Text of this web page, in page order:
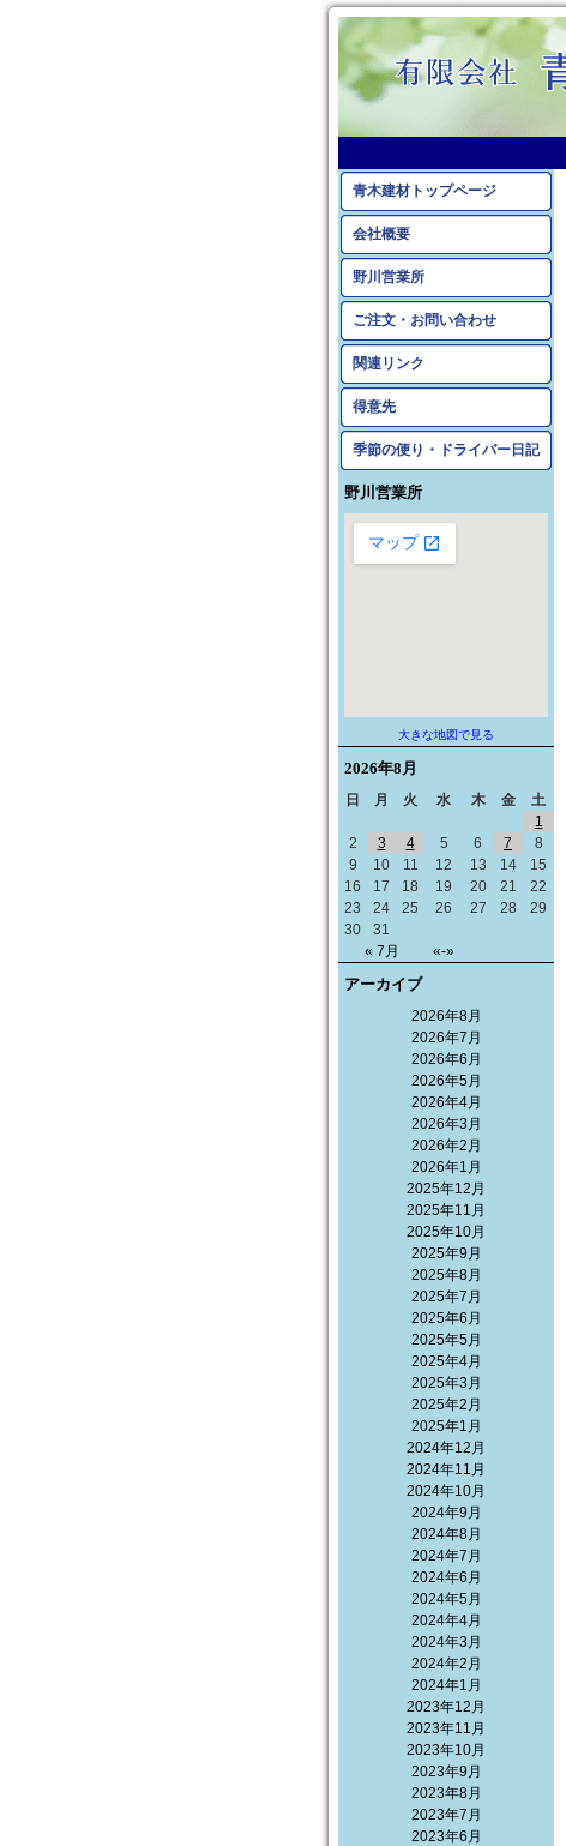
青木建材トップページ
会社概要
野川営業所
ご注文・お問い合わせ
関連リンク
得意先
季節の便り・ドライバー日記
野川営業所
大きな地図で見る
2026年8月
日 月 火 水 木 金 土
« 7月 «-»
1
2
3 4 5 6 7
8
9
10 11 12 13 14
15
16
17 18 19 20 21
22
23
24 25 26 27 28
29
30
31
アーカイブ
2026年8月
2026年7月
2026年6月
2026年5月
2026年4月
2026年3月
2026年2月
2026年1月
2025年12月
2025年11月
2025年10月
2025年9月
2025年8月
2025年7月
2025年6月
2025年5月
2025年4月
2025年3月
2025年2月
2025年1月
2024年12月
2024年11月
2024年10月
2024年9月
2024年8月
2024年7月
2024年6月
2024年5月
2024年4月
2024年3月
2024年2月
2024年1月
2023年12月
2023年11月
2023年10月
2023年9月
2023年8月
2023年7月
2023年6月